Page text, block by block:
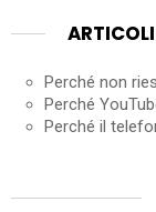
Perché non
Perché
Perché il